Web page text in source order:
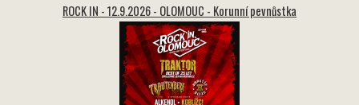
ROCK IN - 12.9.2026 - OLOMOUC - Korunní pevnůstka